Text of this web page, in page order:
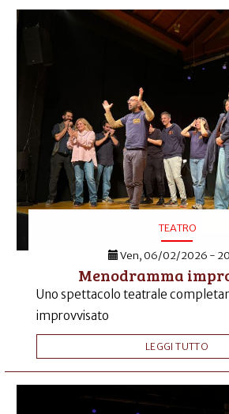
TEATRO
Ven, 06/02/2026 -
Menodramma
Uno spettacolo teatrale
improvvisato
LEGGI TUTTO